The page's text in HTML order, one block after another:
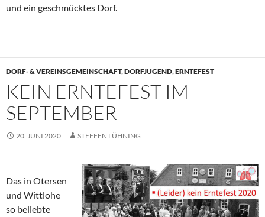
und ein geschmücktes Dorf.
DORF- & VEREINSGEMEINSCHAFT,DORFJUGEND,ERNTEFEST
KEIN ERNTEFEST IM
SEPTEMBER
20. JUNI 2020 STEFFEN LÜHNING
Das in Otersen
und Wittlohe
so beliebte